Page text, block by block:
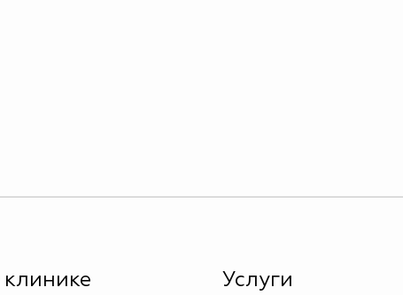
Услуги